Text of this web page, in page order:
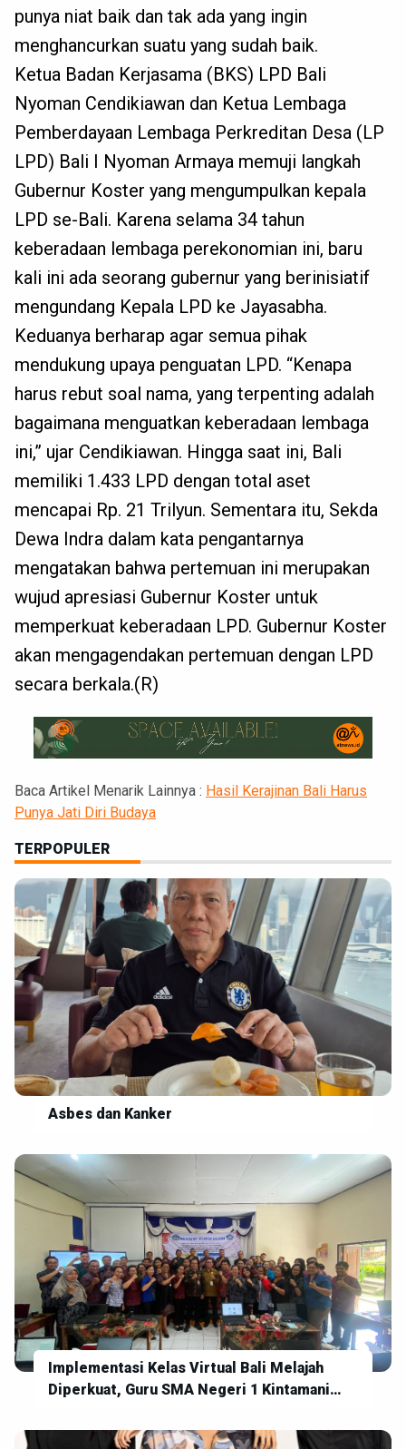
punya niat baik dan tak ada yang ingin
menghancurkan suatu yang sudah baik.
Ketua Badan Kerjasama (BKS) LPD Bali
Nyoman Cendikiawan dan Ketua Lembaga
Pemberdayaan Lembaga Perkreditan Desa (LP
LPD) Bali I Nyoman Armaya memuji langkah
Gubernur Koster yang mengumpulkan kepala
LPD se-Bali. Karena selama 34 tahun
keberadaan lembaga perekonomian ini, baru
kali ini ada seorang gubernur yang berinisiatif
mengundang Kepala LPD ke Jayasabha.
Keduanya berharap agar semua pihak
mendukung upaya penguatan LPD. “Kenapa
harus rebut soal nama, yang terpenting adalah
bagaimana menguatkan keberadaan lembaga
ini,” ujar Cendikiawan. Hingga saat ini, Bali
memiliki 1.433 LPD dengan total aset
mencapai Rp. 21 Trilyun. Sementara itu, Sekda
Dewa Indra dalam kata pengantarnya
mengatakan bahwa pertemuan ini merupakan
wujud apresiasi Gubernur Koster untuk
memperkuat keberadaan LPD. Gubernur Koster
akan mengagendakan pertemuan dengan LPD
secara berkala.(R)
Baca Artikel Menarik Lainnya : Hasil Kerajinan Bali Harus
Punya Jati Diri Budaya
TERPOPULER
Asbes dan Kanker
Implementasi Kelas Virtual Bali Melajah
Diperkuat, Guru SMA Negeri 1 Kintamani
Inovatif